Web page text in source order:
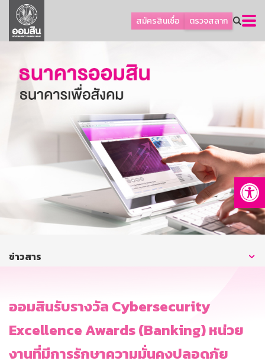
สมัครสินเชื่อ ตรวจสลาก
ลูกค้าธุรกิจ
ลูกค้าผู้ประกอบรายย่อย
ออมเพื่อสุข
เกี่ยวกับธนาคาร
การพัฒนาที่ยั่งยืน
บริการทางการเงิน
ติดต่อเรา
บริการออนไลน์
ข่าวสาร
ออมสินรับรางวัล Cybersecurity
Excellence Awards (Banking) หน่วย
งานที่มีการรักษาความมั่นคงปลอดภัย